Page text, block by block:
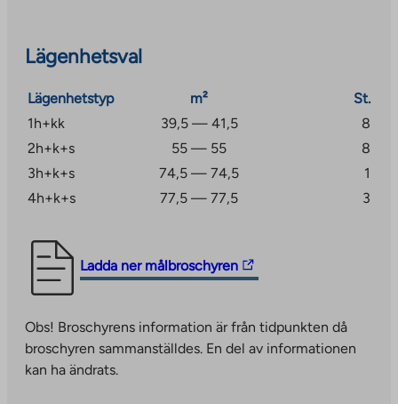
Lägenhetsval
Lägenhetstyp m²
St.
1h+kk
39,5 — 41,5
8
2h+k+s
55 — 55
8
3h+k+s
74,5 — 74,5
1
4h+k+s
77,5 — 77,5 3
Ladda ner målbroschyren
The
link
you
to
an
Obs! Broschyrens information är från tidpunkten då
broschyren sammanställdes. En del av informationen
kan ha ändrats.